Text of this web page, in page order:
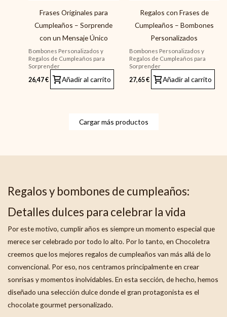
Frases Originales para
Cumpleaños – Sorprende
con un Mensaje Único
Bombones Personalizados y
Regalos de Cumpleaños para
Sorprender
26,47€ Añadir al carrito
Regalos con Frases de
Cumpleaños – Bombones
Personalizados
Bombones Personalizados y
Regalos de Cumpleaños para
Sorprender
27,65€ Añadir al carrito
Cargar más productos
Regalos y bombones de cumpleaños:
Detalles dulces para celebrar la vida
Por este motivo, cumplir años es siempre un momento especial que
merece ser celebrado por todo lo alto. Por lo tanto, en Chocoletra
creemos que los mejores regalos de cumpleaños van más allá de lo
convencional. Por eso, nos centramos principalmente en crear
sonrisas y momentos inolvidables. En esta sección, de hecho, hemos
diseñado una selección dulce donde el gran protagonista es el
chocolate gourmet personalizado.